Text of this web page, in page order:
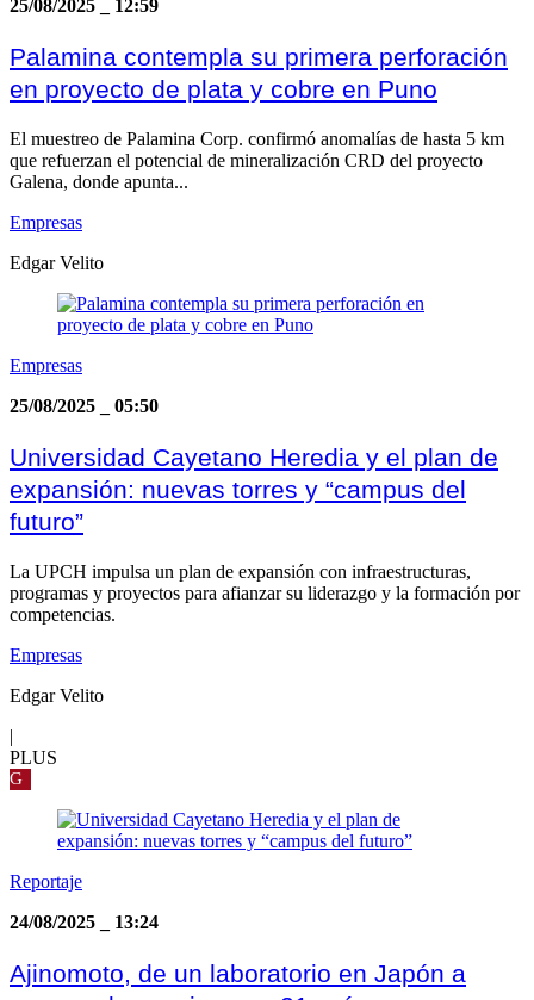
25/08/2025
12:59
Palamina contempla su primera perforación
en proyecto de plata y cobre en Puno
El muestreo de Palamina Corp. confirmó anomalías de hasta 5 km
que refuerzan el potencial de mineralización CRD del proyecto
Galena, donde apunta...
Empresas
Edgar Velito
Empresas
25/08/2025
05:50
Universidad Cayetano Heredia y el plan de
expansión: nuevas torres y “campus del
futuro”
La UPCH impulsa un plan de expansión con infraestructuras,
programas y proyectos para afianzar su liderazgo y la formación por
competencias.
Empresas
Edgar Velito
|
PLUS
G
Reportaje
24/08/2025
13:24
Ajinomoto, de un laboratorio en Japón a